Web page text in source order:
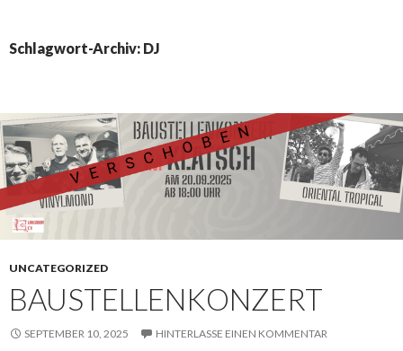
Schlagwort-Archiv: DJ
UNCATEGORIZED
BAUSTELLENKONZERT
SEPTEMBER 10, 2025 HINTERLASSE EINEN KOMMENTAR